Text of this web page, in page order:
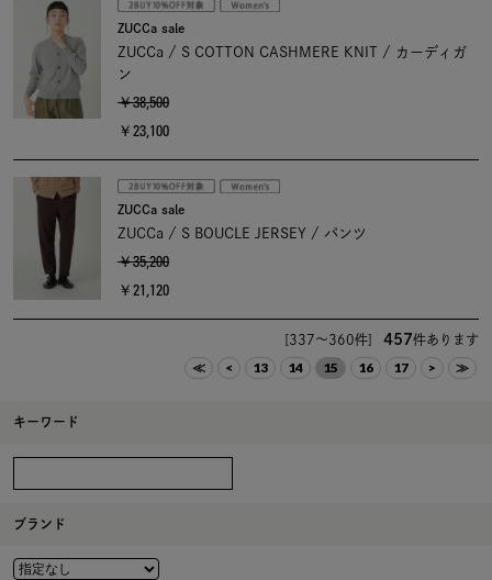
ZUCCa sale
ZUCCa / S COTTON CASHMERE KNIT / カーディガ
ン
￥38,500
￥23,100
ZUCCa sale
ZUCCa / S BOUCLE JERSEY / パンツ
￥35,200
￥21,120
[337～360件] 457件あります
≪ < 13 14 15 16 17 > ≫
キーワード
ブランド